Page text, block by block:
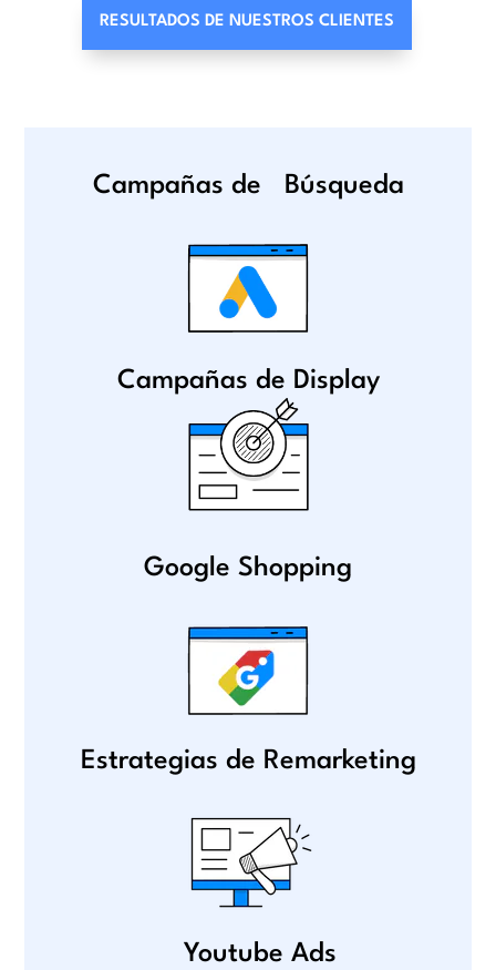
RESULTADOS DE NUESTROS CLIENTES
Campañas de Búsqueda
Campañas de Display
Google Shopping
Estrategias de Remarketing
Youtube Ads